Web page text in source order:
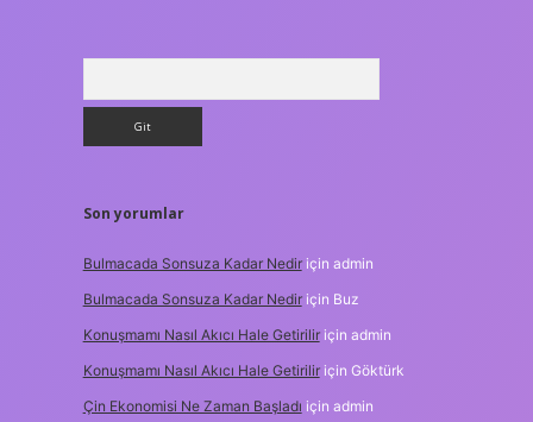
Son yorumlar
Bulmacada Sonsuza Kadar Nediriçin admin
Bulmacada Sonsuza Kadar Nediriçin Buz
Konuşmamı Nasıl Akıcı Hale Getiriliriçin admin
Konuşmamı Nasıl Akıcı Hale Getiriliriçin Göktürk
Çin Ekonomisi Ne Zaman Başladı için admin